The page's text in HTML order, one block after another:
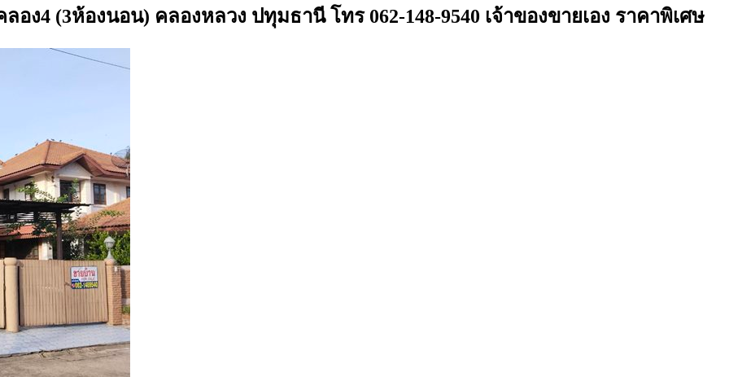
4 (3ห้องนอน) คลองหลวง ปทุมธานี โทร 062-148-9540 เจ้าของขายเอง ราคาพิเศษ